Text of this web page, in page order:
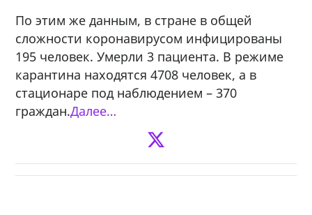
По этим же данным, в стране в общей
сложности коронавирусом инфицированы
195 человек. Умерли 3 пациента. В режиме
карантина находятся 4708 человек, а в
стационаре под наблюдением – 370
граждан.Далее…